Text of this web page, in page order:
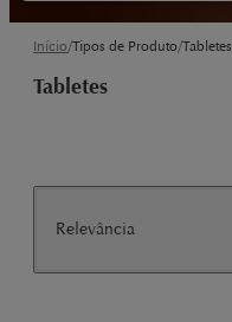
Início/Tipos de Produto/Tabletes
Tabletes
Relevância